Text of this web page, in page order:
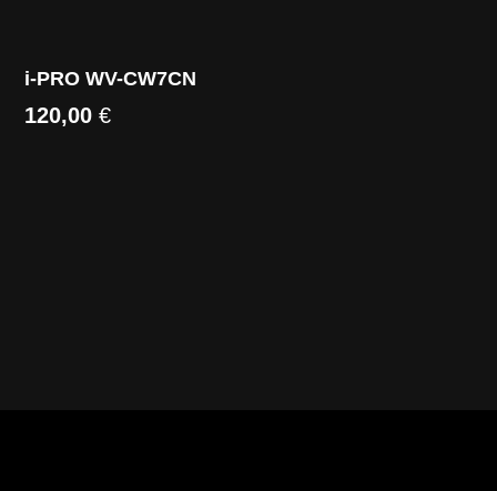
i-PRO WV-CW7CN
120,00€